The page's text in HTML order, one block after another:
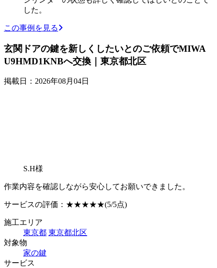
した。
この事例を見る
玄関ドアの鍵を新しくしたいとのご依頼でMIWA
U9HMD1KNBへ交換｜東京都北区
掲載日：2026年08月04日
S.H様
作業内容を確認しながら安心してお願いできました。
サービスの評価： ★★★★★(5/5点)
施工エリア
東京都 東京都北区
対象物
家の鍵
サービス